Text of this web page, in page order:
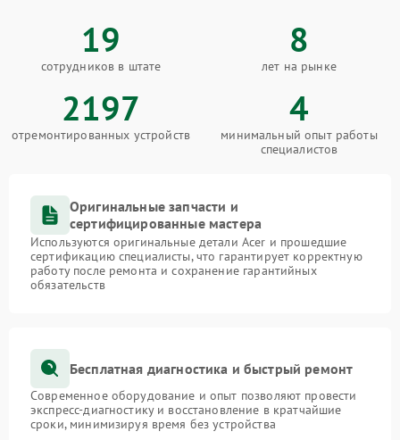
19
сотрудников в штате
8
лет на рынке
2197
отремонтированных устройств
4
минимальный опыт работы
специалистов
Оригинальные запчасти и
сертифицированные мастера
Используются оригинальные детали Acer и прошедшие
сертификацию специалисты, что гарантирует корректную
работу после ремонта и сохранение гарантийных
обязательств
Бесплатная диагностика и быстрый ремонт
Современное оборудование и опыт позволяют провести
экспресс-диагностику и восстановление в кратчайшие
сроки, минимизируя время без устройства